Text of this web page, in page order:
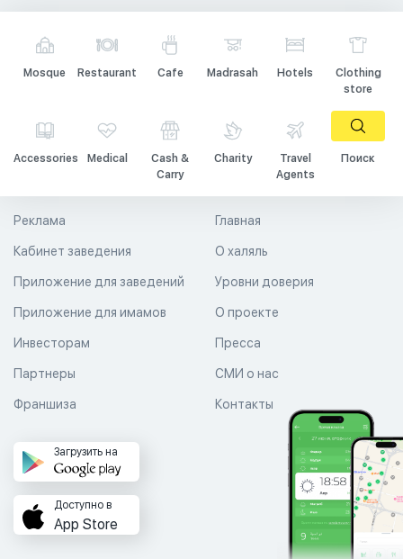
Mosque Restaurant Cafe Madrasah Hotels
Clothing
store
Accessories Medical
Cash &
Carry
Charity
Travel
Agents
Поиск
Главная
О халяль
Уровни доверия
Реклама
Кабинет заведения
Приложение для заведений
Приложение для имамов О проекте
Пресса
СМИ о нас
Контакты
Инвесторам
Партнеры
Франшиза
Загрузить на
Доступно в
App Store